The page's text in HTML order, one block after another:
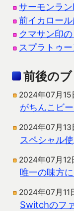
サーモンラ
前イカロー
クマサン印
スプラトゥ
前後の
2024年07月15
がちんこビ
2024年07月13
スペシャル
2024年07月12
唯一の味方
2024年07月11
Switchのフ